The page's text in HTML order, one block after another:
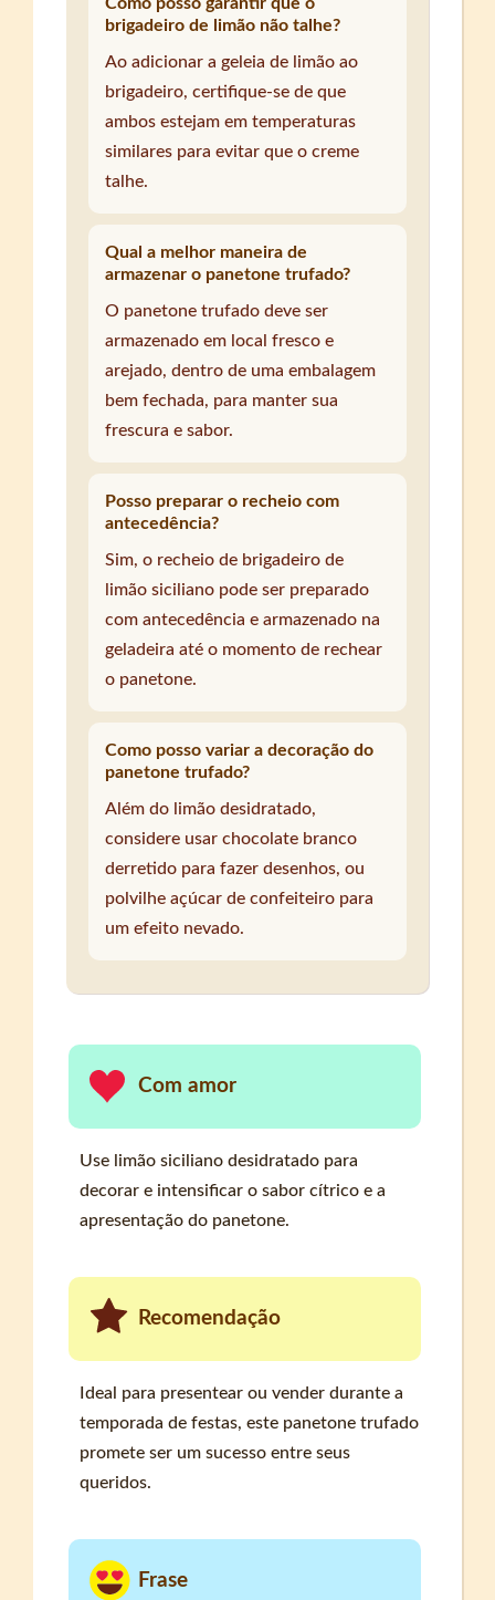
brigadeiro de limão não talhe?
Ao adicionar a geleia de limão ao
brigadeiro, certifique-se de que
ambos estejam em temperaturas
similares para evitar que o creme
talhe.
Qual a melhor maneira de
armazenar o panetone trufado?
O panetone trufado deve ser
armazenado em local fresco e
arejado, dentro de uma embalagem
bem fechada, para manter sua
frescura e sabor.
Posso preparar o recheio com
antecedência?
Sim, o recheio de brigadeiro de
limão siciliano pode ser preparado
com antecedência e armazenado na
geladeira até o momento de rechear
o panetone.
Como posso variar a decoração do
panetone trufado?
Além do limão desidratado,
considere usar chocolate branco
derretido para fazer desenhos, ou
polvilhe açúcar de confeiteiro para
um efeito nevado.
Com amor
Use limão siciliano desidratado para
decorar e intensificar o sabor cítrico e a
apresentação do panetone.
Recomendação
Ideal para presentear ou vender durante a
temporada de festas, este panetone trufado
promete ser um sucesso entre seus
queridos.
Frase